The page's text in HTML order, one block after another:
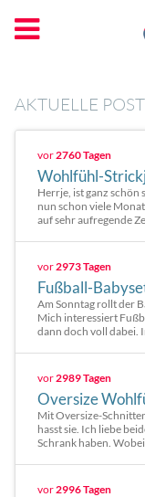
AKTUELLE
vor2760 Tagen
Wohlfühl-
Herrje, ist ganz
nun schon viele
auf sehr aufregende
vor2973 Tagen
Fußball-
Am Sonntag rollt der
Mich interessiert
dann doch voll dabei.
vor2989 Tagen
Oversize
Mit Oversize-
hasst sie. Ich liebe
Schrank haben.
vor2996 Tagen